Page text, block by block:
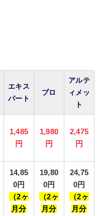
エキス
パート
プロ
アルテ
ィメッ
ト
1,485
円
1,980
円
2,475
円
14,85
0円
（2ヶ
月分
19,80
0円
（2ヶ
月分
24,75
0円
（2ヶ
月分